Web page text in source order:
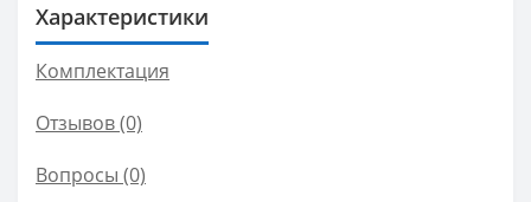
Характеристики
Комплектация
Отзывов (0)
Вопросы (0)